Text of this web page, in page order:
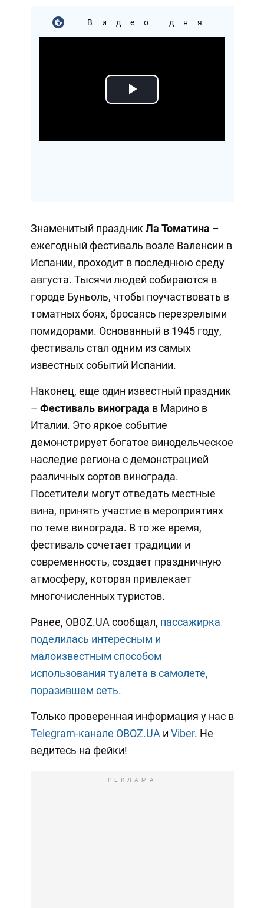
Видео дня
Play
Знаменитый праздник Ла Томатина –
ежегодный фестиваль возле Валенсии в
Испании, проходит в последнюю среду
августа. Тысячи людей собираются в
городе Буньоль, чтобы поучаствовать в
томатных боях, бросаясь перезрелыми
помидорами. Основанный в 1945 году,
фестиваль стал одним из самых
известных событий Испании.
Наконец, еще один известный праздник
– Фестиваль винограда в Марино в
Италии. Это яркое событие
демонстрирует богатое винодельческое
наследие региона с демонстрацией
различных сортов винограда.
Посетители могут отведать местные
вина, принять участие в мероприятиях
по теме винограда. В то же время,
фестиваль сочетает традиции и
современность, создает праздничную
атмосферу, которая привлекает
многочисленных туристов.
Ранее, OBOZ.UA сообщал, пассажирка
поделилась интересным и
малоизвестным способом
использования туалета в самолете,
поразившем сеть.
Только проверенная информация у нас в
Telegram-канале OBOZ.UA и Viber. Не
ведитесь на фейки!
РЕКЛАМА